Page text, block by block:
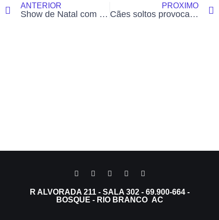
ANTERIOR
Show de Natal com 600 drones reúne moradores na Gameleira e custa R$ 747 mil à Prefeitura de Rio Branco; veja o vídeo
PRÓXIMO
Cães soltos provocam queda de motociclista em rua de Tarauacá
R ALVORADA 211 - SALA 302 - 69.900-664 -
BOSQUE - RIO BRANCO AC